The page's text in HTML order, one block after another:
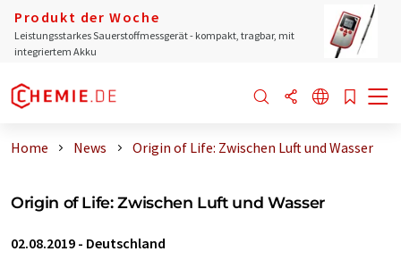
Produkt der Woche
Leistungsstarkes Sauerstoffmessgerät - kompakt, tragbar, mit
integriertem Akku
Home News Origin of Life: Zwischen Luft und Wasser
Origin of Life: Zwischen Luft und Wasser
02.08.2019 - Deutschland